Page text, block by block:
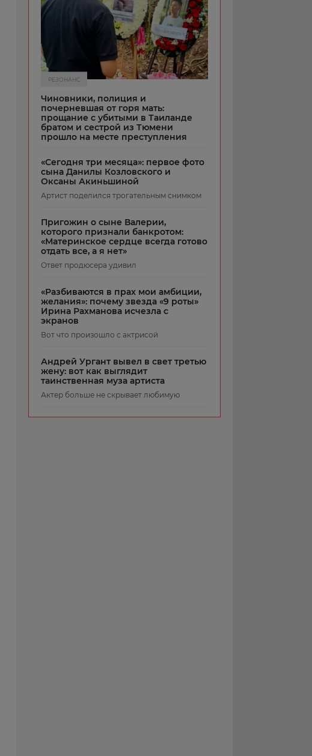
РЕЗОНАНС
Чиновники, полиция и
почерневшая от горя мать:
прощание с убитыми в Таиланде
братом и сестрой из Тюмени
прошло на месте преступления
«Сегодня три месяца»: первое фото
сына Данилы Козловского и
Оксаны Акиньшиной
Артист поделился трогательным снимком
Пригожин о сыне Валерии,
которого признали банкротом:
«Материнское сердце всегда готово
отдать все, а я нет»
Ответ продюсера удивил
«Разбиваются в прах мои амбиции,
желания»: почему звезда «9 роты»
Ирина Рахманова исчезла с
экранов
Вот что произошло с актрисой
Андрей Ургант вывел в свет третью
жену: вот как выглядит
таинственная муза артиста
Актер больше не скрывает любимую